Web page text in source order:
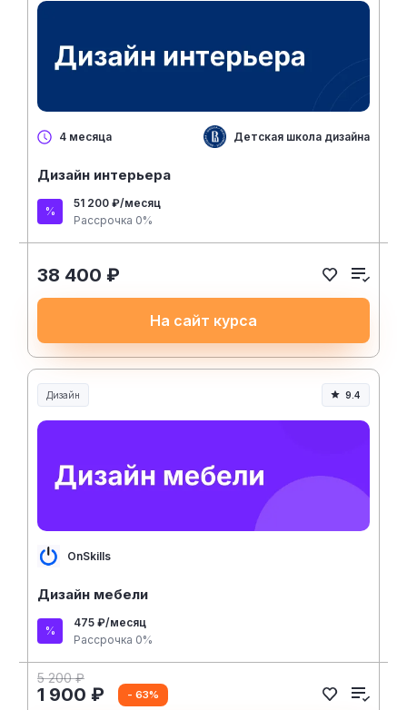
4 месяца Детская школа дизайна ВШЭ
Дизайн интерьера
51 200 ₽/месяц
Рассрочка 0%
38 400 ₽
На сайт курса
Дизайн 9.4
OnSkills
Дизайн мебели
475 ₽/месяц
Рассрочка 0%
5 200 ₽
1 900 ₽ - 63%